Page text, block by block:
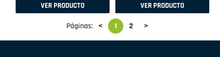
VER PRODUCTO VER PRODUCTO
Páginas: < 1 2 >